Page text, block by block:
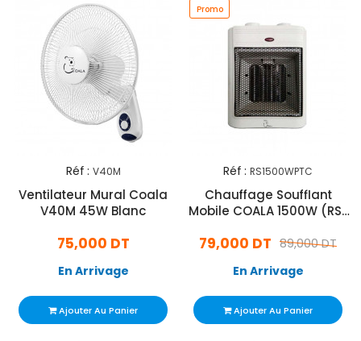
Réf : V40M
Ventilateur Mural Coala
V40M 45W Blanc
75,000 DT
En Arrivage
Ajouter Au Panier
Promo
Réf : RS1500WPTC
Chauffage Soufflant
Mobile COALA 1500W (RS-
89,000 DT
79,000 DT
En Arrivage
Ajouter Au Panier